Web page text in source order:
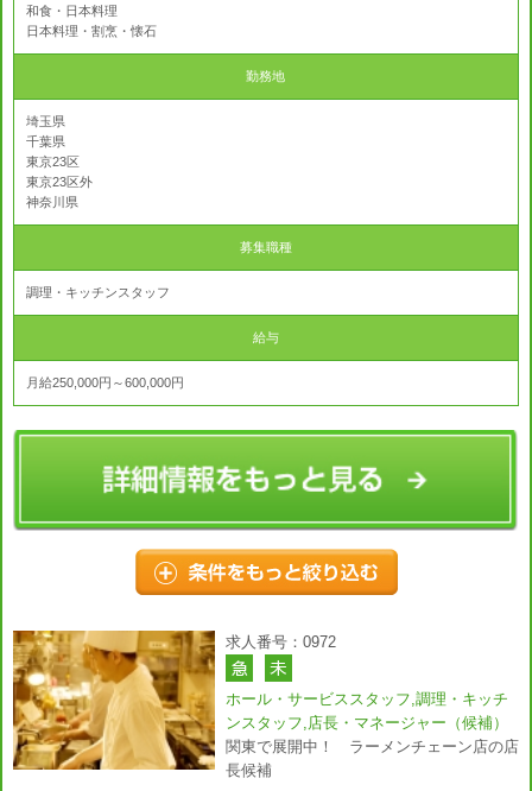
和食・日本料理
日本料理・割烹・懐石
勤務地
埼玉県
千葉県
東京23区
東京23区外
神奈川県
募集職種
調理・キッチンスタッフ
給与
月給250,000円～600,000円
求人番号：0972
ホール・サービススタッフ,調理・キッチ
ンスタッフ,店長・マネージャー（候補）
関東で展開中！ ラーメンチェーン店の店
長候補